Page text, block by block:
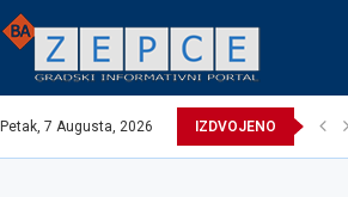
Petak, 7 Augusta, 2026 IZDVOJENO